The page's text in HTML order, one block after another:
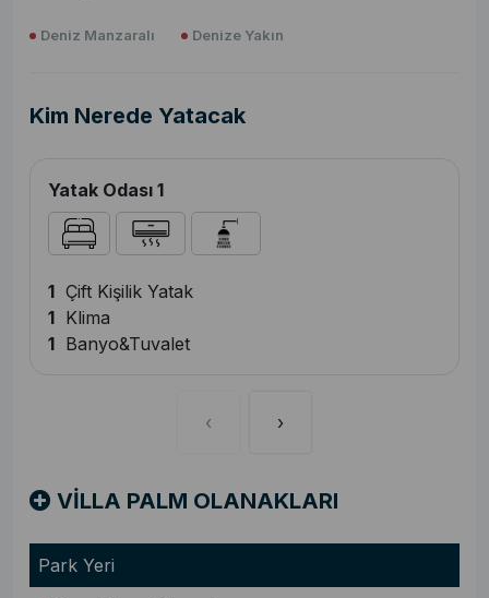
Deniz Manzaralı Denize Yakın
Kim Nerede Yatacak
Yatak Odası 1
1 Çift Kişilik Yatak
1 Klima
1 Banyo&Tuvalet
‹ ›
VİLLA PALM OLANAKLARI
Park Yeri